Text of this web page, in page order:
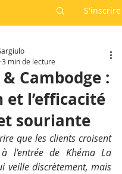
S'inscrire
Cambodge :
l’efficacité
souriante
3 min de lecture
que les clients croisent
l’entrée de Khéma La
veille discrètement, mais